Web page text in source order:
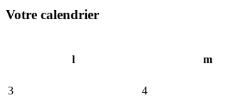
Votre calendrier
l
m
3
4